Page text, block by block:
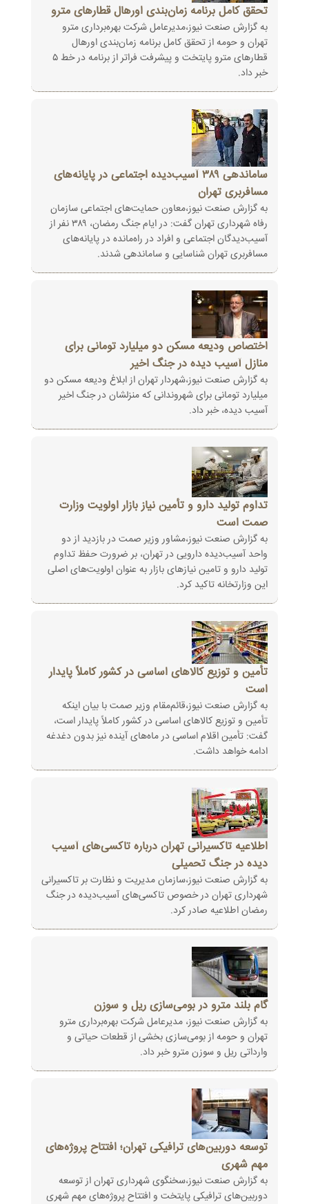
تحقق کامل برنامه زمان‌بندی اورهال قطارهای مترو
به گزارش صنعت نیوز،مدیرعامل شرکت بهره‌برداری مترو
تهران و حومه از تحقق کامل برنامه زمان‌بندی اورهال
قطارهای مترو پایتخت و پیشرفت فراتر از برنامه در خط ۵
خبر داد.
ساماندهی ۳۸۹ آسیب‌دیده اجتماعی در پایانه‌های
مسافربری تهران
به گزارش صنعت نیوز،معاون حمایت‌های اجتماعی سازمان
رفاه شهرداری تهران گفت: در ایام جنگ رمضان، ۳۸۹ نفر از
آسیب‌دیدگان اجتماعی و افراد در راه‌مانده در پایانه‌های
مسافربری تهران شناسایی و ساماندهی شدند.
اختصاص ودیعه مسکن دو میلیارد تومانی برای
منازل آسیب دیده در جنگ اخیر
به گزارش صنعت نیوز،شهردار تهران از ابلاغ ودیعه مسکن دو
میلیارد تومانی برای شهروندانی که منزلشان در جنگ اخیر
آسیب دیده، خبر داد.
تداوم تولید دارو و تأمین نیاز بازار اولویت وزارت
صمت است
به گزارش صنعت نیوز،مشاور وزیر صمت در بازدید از دو
واحد آسیب‌دیده دارویی در تهران، بر ضرورت حفظ تداوم
تولید دارو و تامین نیازهای بازار به عنوان اولویت‌های اصلی
این وزارتخانه تاکید کرد.
تأمین و توزیع کالاهای اساسی در کشور کاملاً پایدار
است
به گزارش صنعت نیوز،قائم‌مقام وزیر صمت با بیان اینکه
تأمین و توزیع کالاهای اساسی در کشور کاملاً پایدار است،
گفت: تأمین اقلام اساسی در ماه‌های آینده نیز بدون دغدغه
ادامه خواهد داشت.
اطلاعیه تاکسیرانی تهران درباره تاکسی‌های آسیب
دیده در جنگ تحمیلی
به گزارش صنعت نیوز،سازمان مدیریت و نظارت بر تاکسیرانی
شهرداری تهران در خصوص تاکسی‌های آسیب‌دیده در جنگ
رمضان اطلاعیه صادر کرد.
گام بلند مترو در بومی‌سازی ریل و سوزن
به گزارش صنعت نیوز، مدیرعامل شرکت بهره‌برداری مترو
تهران و حومه از بومی‌سازی بخشی از قطعات حیاتی و
وارداتی ریل و سوزن مترو خبر داد.
توسعه دوربین‌های ترافیکی تهران؛ افتتاح پروژه‌های
مهم شهری
به گزارش صنعت نیوز،سخنگوی شهرداری تهران از توسعه
دوربین‌های ترافیکی پایتخت و افتتاح پروژه‌های مهم شهری